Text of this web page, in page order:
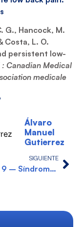
G., Hancock, M.
Costa, L. O.
persistent low-
: Canadian Medical
medicale
Álvaro
Manuel
Gutierrez
SIGUIENTE
FAPDC 9 – Síndrome de Espalda Fallida: Diagnóstico, causas y tratamiento